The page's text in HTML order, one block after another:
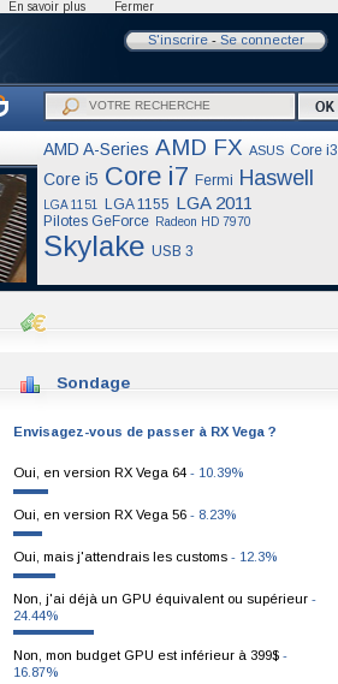
S'inscrire- Se connecter
AMD A-Series AMD FX ASUS Core i3
Core i5 Core i7 Fermi Haswell
LGA 1151 LGA 1155 LGA 2011
Pilotes GeForce Radeon HD 7970
Skylake USB 3
Sondage
Envisagez-vous de passer à RX Vega ?
Oui, en version RX Vega 64 - 10.39%
Oui, en version RX Vega 56 - 8.23%
Oui, mais j'attendrais les customs - 12.3%
Non, j'ai déjà un GPU équivalent ou supérieur -
24.44%
Non, mon budget GPU est inférieur à 399$ -
16.87%
En savoir plus Fermer